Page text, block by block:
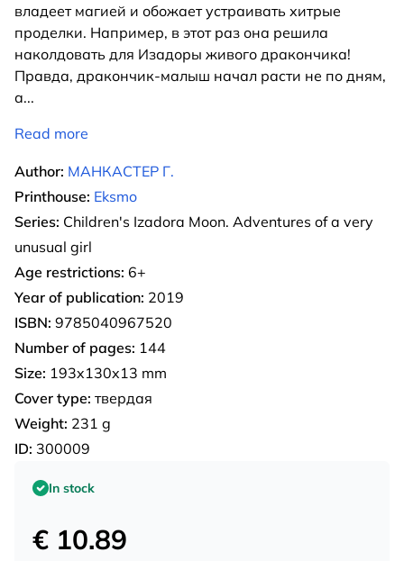
владеет магией и обожает устраивать хитрые
проделки. Например, в этот раз она решила
наколдовать для Изадоры живого дракончика!
Правда, дракончик-малыш начал расти не по дням,
а...
Read more
Author: МАНКАСТЕР Г.
Printhouse: Eksmo
Series: Children's Izadora Moon. Adventures of a very
unusual girl
Age restrictions: 6+
Year of publication: 2019
ISBN: 9785040967520
Number of pages: 144
Size: 193x130x13 mm
Cover type: твердая
Weight: 231 g
ID: 300009
In stock
€ 10.89